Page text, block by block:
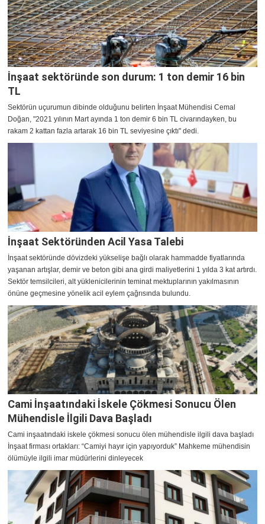
İnşaat sektöründe son durum: 1 ton demir 16 bin
TL
Sektörün uçurumun dibinde olduğunu belirten İnşaat Mühendisi Cemal
Doğan, "2021 yılının Mart ayında 1 ton demir 6 bin TL civarındayken, bu
rakam 2 kattan fazla artarak 16 bin TL seviyesine çıktı" dedi.
İnşaat Sektöründen Acil Yasa Talebi
İnşaat sektöründe dövizdeki yükselişe bağlı olarak hammadde fiyatlarında
yaşanan artışlar, demir ve beton gibi ana girdi maliyetlerini 1 yılda 3 kat artırdı.
Sektör temsilcileri, alt yüklenicilerinin teminat mektuplarının yakılmasının
önüne geçmesine yönelik acil eylem çağrısında bulundu.
Cami İnşaatındaki İskele Çökmesi Sonucu Ölen
Mühendisle İlgili Dava Başladı
Cami inşaatındaki iskele çökmesi sonucu ölen mühendisle ilgili dava başladı
İnşaat firması ortakları: “Camiyi hayır için yapıyorduk” Mahkeme mühendisin
ölümüyle ilgili imar müdürlerini dinleyecek